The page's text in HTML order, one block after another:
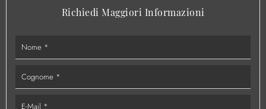
Richiedi Maggiori Informazioni